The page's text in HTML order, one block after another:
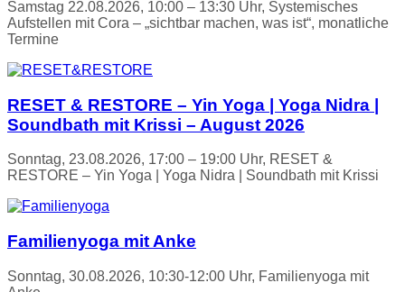
Samstag 22.08.2026, 10:00 – 13:30 Uhr, Systemisches
Aufstellen mit Cora – „sichtbar machen, was ist“, monatliche
Termine
RESET & RESTORE – Yin Yoga | Yoga Nidra |
Soundbath mit Krissi – August 2026
Sonntag, 23.08.2026, 17:00 – 19:00 Uhr, RESET &
RESTORE – Yin Yoga | Yoga Nidra | Soundbath mit Krissi
Familienyoga mit Anke
Sonntag, 30.08.2026, 10:30-12:00 Uhr, Familienyoga mit